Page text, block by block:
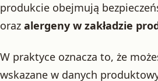
produkcie obejmują
oraz alergeny w zakładzie
W praktyce oznacza to, że
wskazane w danych